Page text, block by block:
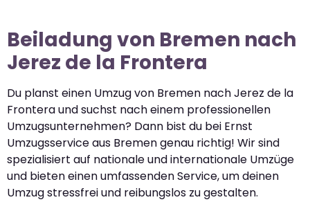
Beiladung von Bremen nach
Jerez de la Frontera
Du planst einen Umzug von Bremen nach Jerez de la
Frontera und suchst nach einem professionellen
Umzugsunternehmen? Dann bist du bei Ernst
Umzugsservice aus Bremen genau richtig! Wir sind
spezialisiert auf nationale und internationale Umzüge
und bieten einen umfassenden Service, um deinen
Umzug stressfrei und reibungslos zu gestalten.